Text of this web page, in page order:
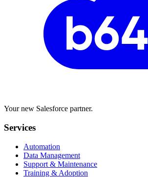
Your new Salesforce partner.
Services
Automation
Data Management
Support & Maintenance
Training & Adoption